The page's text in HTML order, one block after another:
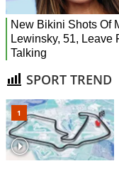
SPORT TREND